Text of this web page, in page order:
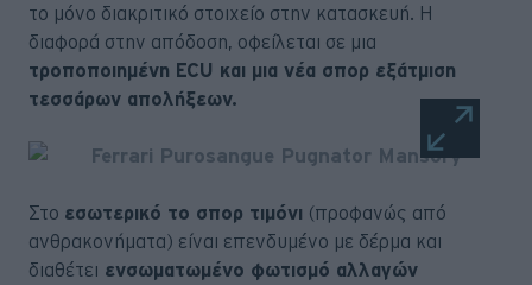
το μόνο διακριτικό στοιχείο στην κατασκευή. Η
διαφορά στην απόδοση, οφείλεται σε μια
τροποποιημένη ECU και μια νέα σπορ εξάτμιση
τεσσάρων απολήξεων.
Στο εσωτερικό το σπορ τιμόνι (προφανώς από
ανθρακονήματα) είναι επενδυμένο με δέρμα και
διαθέτει ενσωματωμένο φωτισμό αλλαγών